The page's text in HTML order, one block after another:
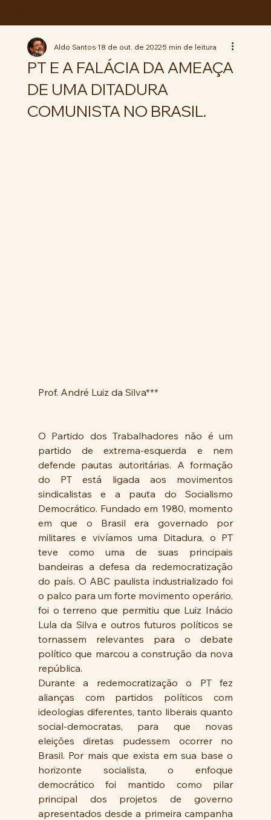
PT E A FALÁCIA DA AMEAÇA
DE UMA DITADURA
COMUNISTA NO BRASIL.
Aldo Santos18 de out. de 20225 min de leitura
Prof. André Luiz da Silva***
O Partido dos Trabalhadores não é um
partido de extrema-esquerda e nem
defende pautas autoritárias. A formação
do PT está ligada aos movimentos
sindicalistas e a pauta do Socialismo
Democrático. Fundado em 1980, momento
em que o Brasil era governado por
militares e vivíamos uma Ditadura, o PT
teve como uma de suas principais
bandeiras a defesa da redemocratização
do país. O ABC paulista industrializado foi
o palco para um forte movimento operário,
foi o terreno que permitiu que Luiz Inácio
Lula da Silva e outros futuros políticos se
tornassem relevantes para o debate
político que marcou a construção da nova
república.
Durante a redemocratização o PT fez
alianças com partidos políticos com
ideologias diferentes, tanto liberais quanto
social-democratas, para que novas
eleições diretas pudessem ocorrer no
Brasil. Por mais que exista em sua base o
horizonte socialista, o enfoque
democrático foi mantido como pilar
principal dos projetos de governo
apresentados desde a primeira campanha